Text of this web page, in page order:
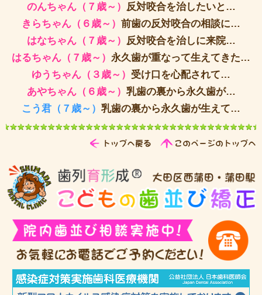
のんちゃん（７歳～）
反対咬合を治したいと…
きらちゃん（６歳～） 前歯の反対咬合の相談に…
はなちゃん（７歳～） 反対咬合を治しに来院…
はるちゃん（７歳～） 永久歯が重なって生えてきた…
ゆうちゃん（３歳～） 受け口を心配されて…
あやちゃん（６歳～） 乳歯の裏から永久歯が…
こう君（７歳～） 乳歯の裏から永久歯が生えて…